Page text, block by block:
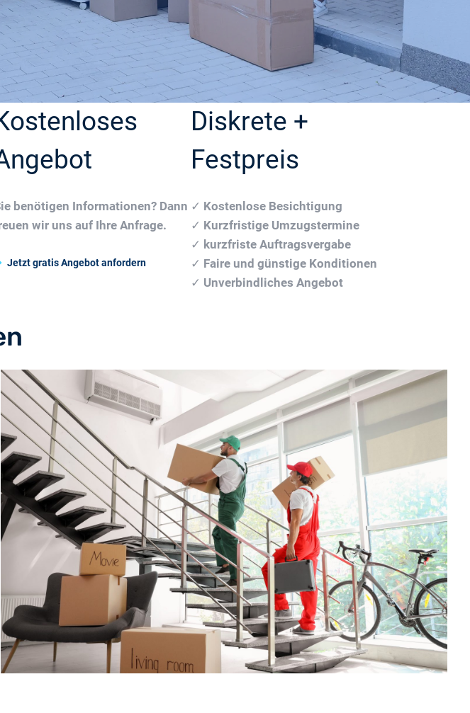
benötigen Informationen? Dann
wir uns auf Ihre Anfrage.
Jetzt gratis Angebot anfordern
Diskrete +
Festpreis
✓ Kostenlose Besichtigung
✓ Kurzfristige Umzugstermine
✓ kurzfriste Auftragsvergabe
✓ Faire und günstige Konditionen
✓ Unverbindliches Angebot